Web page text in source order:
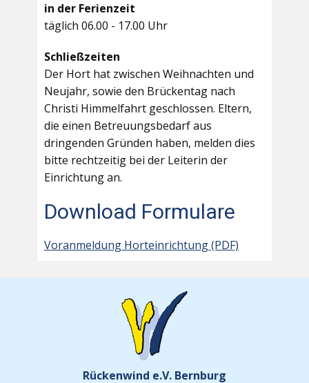
in der Ferienzeit
täglich 06.00 - 17.00 Uhr
Schließzeiten
Der Hort hat zwischen Weihnachten und
Neujahr, sowie den Brückentag nach
Christi Himmelfahrt geschlossen. Eltern,
die einen Betreuungsbedarf aus
dringenden Gründen haben, melden dies
bitte rechtzeitig bei der Leiterin der
Einrichtung an.
Download Formulare
Voranmeldung Horteinrichtung (PDF)
Rückenwind e.V. Bernburg